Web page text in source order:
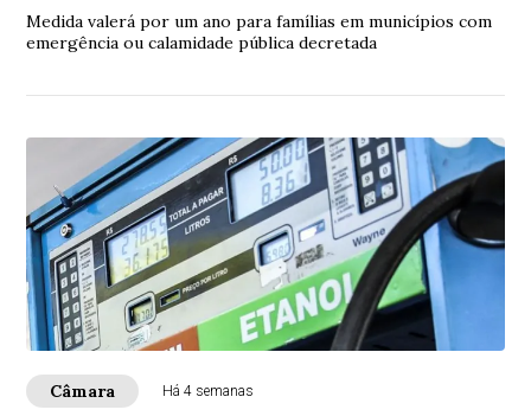
Medida valerá por um ano para famílias em municípios com
emergência ou calamidade pública decretada
Câmara Há 4 semanas